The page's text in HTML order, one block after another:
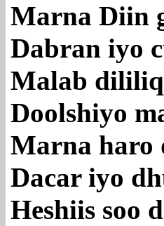
Marna Diin
Dabran iyo
Malab
Doolshiyo
Marna haro
Dacar iyo
Heshiis soo